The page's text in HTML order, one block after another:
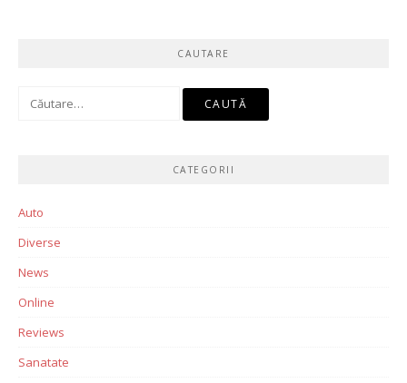
CAUTARE
Caută
CATEGORII
Auto
Diverse
News
Online
Reviews
Sanatate